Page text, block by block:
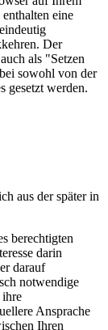
eine
Der
als "Setzen
sowohl von der
gesetzt werden.
aus der später in
berechtigten
darin
darauf
notwendige
ihre
Ansprache
Ihren